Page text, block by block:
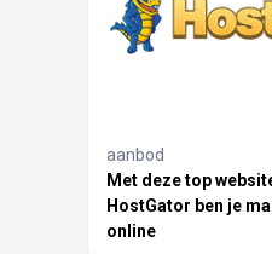
aanbod
Met deze top
HostGator ben je
online